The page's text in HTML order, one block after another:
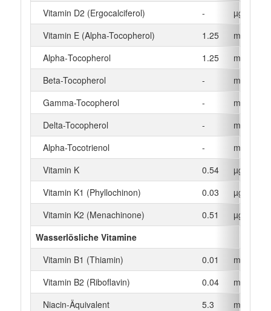
Vitamin D2 (Ergocalciferol)
-
µg
Vitamin E (Alpha-Tocopherol)
1.25
mg
Alpha‑Tocopherol
1.25
mg
Beta-Tocopherol
-
mg
Gamma-Tocopherol
-
mg
Delta-Tocopherol
-
mg
Alpha-Tocotrienol
-
mg
Vitamin K
0.54
µg
Vitamin K1 (Phyllochinon)
0.03
µg
Vitamin K2 (Menachinone)
0.51
µg
Wasserlösliche Vitamine
Vitamin B1 (Thiamin)
0.01
mg
Vitamin B2 (Riboflavin)
0.04
mg
Niacin-Äquivalent
5.3
mg